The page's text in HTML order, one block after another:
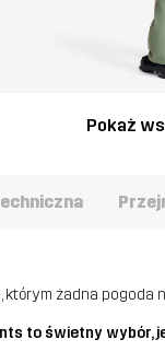
Pokaż
którym żadna
to świetny wybór,